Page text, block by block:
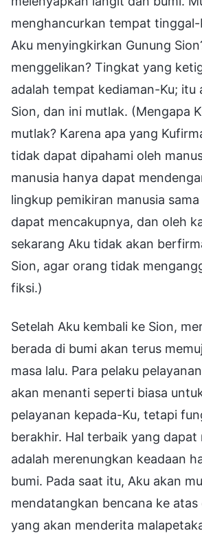
menghancurkan tempat tinggal-
Aku menyingkirkan Gunung
menggelikan? Tingkat yang
adalah tempat kediaman-Ku; itu
Sion, dan ini mutlak. (Mengapa
mutlak? Karena apa yang
tidak dapat dipahami oleh
manusia hanya dapat
lingkup pemikiran manusia
dapat mencakupnya, dan oleh
sekarang Aku tidak akan
Sion, agar orang tidak
fiksi.)
Setelah Aku kembali ke Sion,
berada di bumi akan terus
masa lalu. Para pelaku
akan menanti seperti biasa
pelayanan kepada-Ku, tetapi
berakhir. Hal terbaik yang dapat
adalah merenungkan keadaan
bumi. Pada saat itu, Aku akan
mendatangkan bencana ke
yang akan menderita